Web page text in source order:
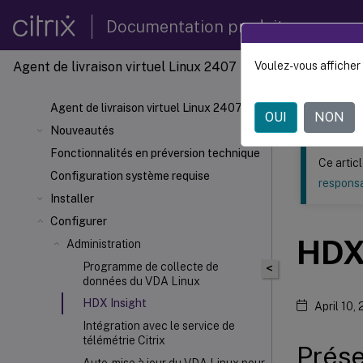
Documentation produit
Agent de livraison virtuel Linux 2407
Agent de livraison virtuel Linux 2407
Nouveautés
Fonctionnalités en préversion technique
Configuration système requise
Installer
Configurer
Administration
Programme de collecte de
données du VDA Linux
HDX Insight
Intégration avec le service de
télémétrie Citrix
Ce contenu a
Agent
<
Ce
April 10,
Voulez-vous
OUI NON